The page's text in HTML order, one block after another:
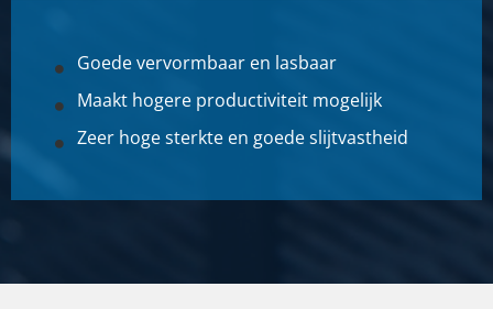
Goede vervormbaar en lasbaar
Maakt hogere productiviteit mogelijk
Zeer hoge sterkte en goede slijtvastheid